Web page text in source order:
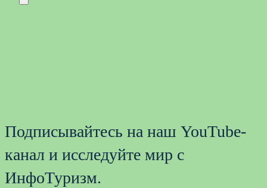
Подписывайтесь на наш YouTube-
канал и исследуйте мир с
ИнфоТуризм.